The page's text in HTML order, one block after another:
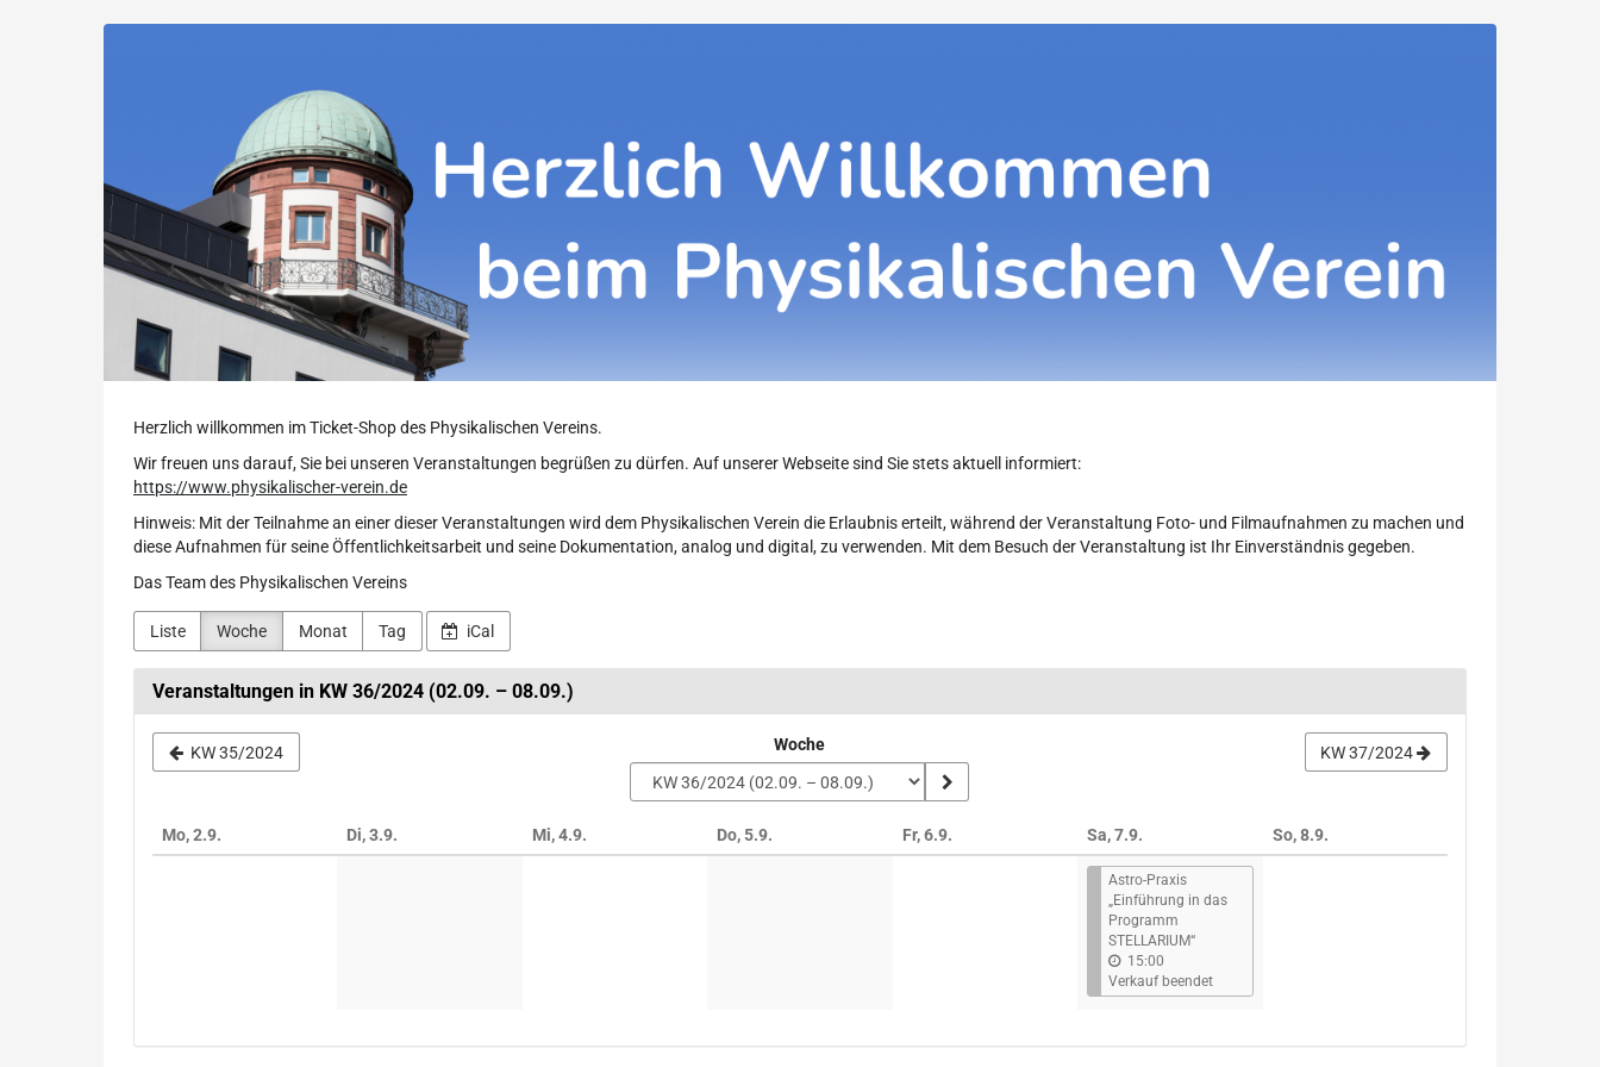
Herzlich willkommen im Ticket-Shop des Physikalischen Vereins.
Wir freuen uns darauf, Sie bei unseren Veranstaltungen begrüßen zu dürfen. Auf unserer Webseite sind Sie stets aktuell informiert:
https://www.physikalischer-verein.de
Hinweis: Mit der Teilnahme an einer dieser Veranstaltungen wird dem Physikalischen Verein die Erlaubnis erteilt, während der Veranstaltung Foto- und Filmaufnahmen zu machen und
diese Aufnahmen für seine Öffentlichkeitsarbeit und seine Dokumentation, analog und digital, zu verwenden. Mit dem Besuch der Veranstaltung ist Ihr Einverständnis gegeben.
Das Team des Physikalischen Vereins
Liste Woche Monat Tag iCal
Veranstaltungen in KW 36/2024 (02.09. – 08.09.)
KW 35/2024
auswählen
Woche KW 37/2024
Mo, 2.9. Di, 3.9. Mi, 4.9. Do, 5.9. Fr, 6.9. Sa, 7.9.
Astro-Praxis
„Einführung in das
Programm
STELLARIUM“
15:00
Verkauf beendet
So, 8.9.